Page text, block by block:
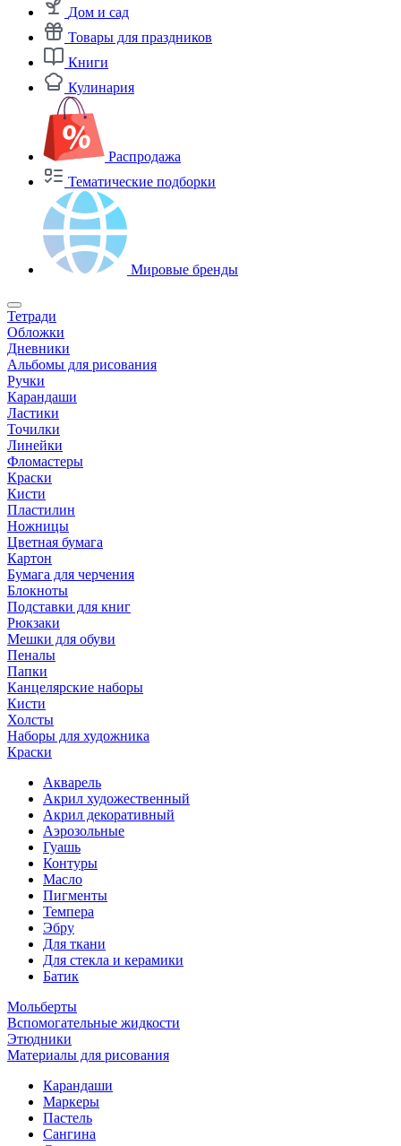
Дом и сад
Товары для праздников
Книги
Кулинария
Распродажа
Тематические подборки
Мировые бренды
Тетради
Обложки
Дневники
Альбомы для рисования
Ручки
Карандаши
Ластики
Точилки
Линейки
Фломастеры
Краски
Кисти
Пластилин
Ножницы
Цветная бумага
Картон
Бумага для черчения
Блокноты
Подставки для книг
Рюкзаки
Мешки для обуви
Пеналы
Папки
Канцелярские наборы
Кисти
Холсты
Наборы для художника
Краски
Акварель
Акрил художественный
Акрил декоративный
Аэрозольные
Гуашь
Контуры
Масло
Пигменты
Темпера
Эбру
Для ткани
Для стекла и керамики
Батик
Мольберты
Вспомогательные жидкости
Этюдники
Материалы для рисования
Карандаши
Маркеры
Пастель
Сангина